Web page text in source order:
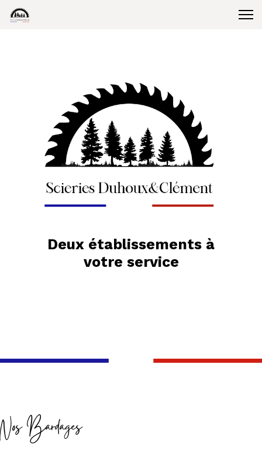
Deux établissements à
votre service
Nos Bardages